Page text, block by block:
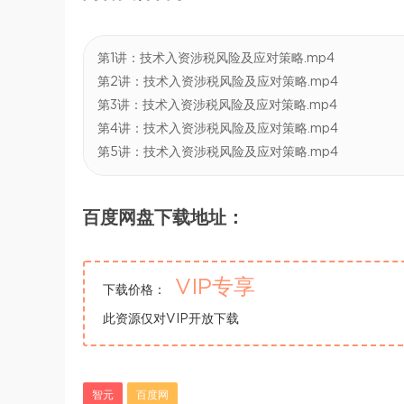
第1讲：技术入资涉税风险及应对策略.mp4
第2讲：技术入资涉税风险及应对策略.mp4
第3讲：技术入资涉税风险及应对策略.mp4
第4讲：技术入资涉税风险及应对策略.mp4
第5讲：技术入资涉税风险及应对策略.mp4
百度网盘下载地址：
下载价格： VIP专享
此资源仅对VIP开放下载
智元 百度网